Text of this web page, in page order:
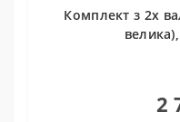
Комплект з 2х
2